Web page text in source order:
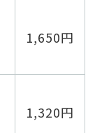
1,650円
1,320円